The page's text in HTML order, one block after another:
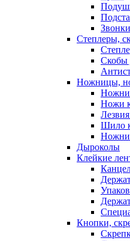
Степлеры,
Скобы
Ножницы,
Ножи
Шило
Дыроколы
Клейкие
Кнопки,